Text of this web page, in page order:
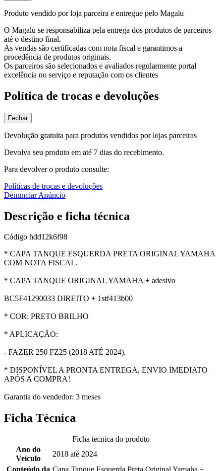
Produto vendido por loja parceira e entregue pelo Magalu
O Magalu se responsabiliza pela entrega dos produtos de parceiros
até o destino final.
As vendas são certificadas com nota fiscal e garantimos a
procedência de produtos originais.
Os parceiros são selecionados e avaliados regularmente portal
excelência no serviço e reputação com os clientes
Política de trocas e devoluções
Fechar
Devolução gratuita para produtos vendidos por lojas parceiras
Devolva seu produto em até 7 dias do recebimento.
Para devolver o produto consulte:
Políticas de trocas e devoluções
Denunciar Anúncio
Descrição e ficha técnica
Código hdd12k6f98
* CAPA TANQUE ESQUERDA PRETA ORIGINAL YAMAHA
COM NOTA FISCAL.
* CAPA TANQUE ORIGINAL YAMAHA + adesivo
BC5F41290033 DIREITO + 1stf413b00
* COR: PRETO BRILHO
* APLICAÇÃO:
- FAZER 250 FZ25 (2018 ATÉ 2024).
* DISPONÍVEL A PRONTA ENTREGA, ENVIO IMEDIATO
APÓS A COMPRA!
Garantia do vendedor: 3 meses
Ficha Técnica
Ficha tecnica do produto
Ano do
Veículo
2018 até 2024